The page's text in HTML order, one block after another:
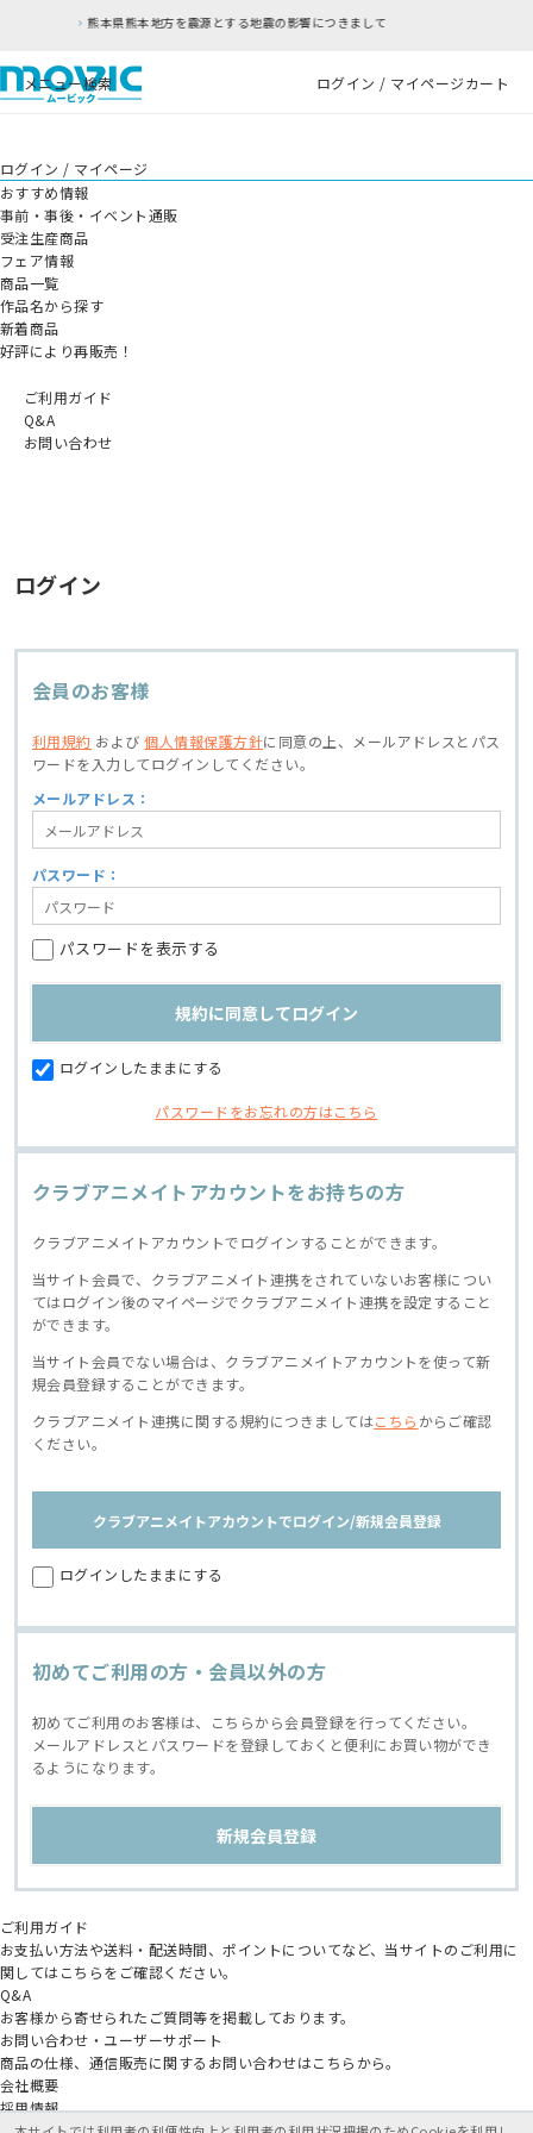
本地方を震源とする地震の影響につきまして
メニュー検索 ログイン / マイページカート
ログイン / マイページ
おすすめ情報
事前・事後・イベント通販
受注生産商品
フェア情報
商品一覧
作品名から探す
新着商品
好評により再販売！
ご利用ガイド
Q&A
お問い合わせ
ログイン
会員のお客様
利用規約 および個人情報保護方針に同意の上、
メールアドレスとパス
ワードを入力してログインしてください。
メールアドレス：
パスワード：
パスワードを表示する
ログインしたままにする
パスワードをお忘れの方はこちら
クラブアニメイトアカウントをお持ちの方
クラブアニメイトアカウントでログインすることができます。
当サイト会員で、クラブアニメイト連携をされていないお客様につい
てはログイン後のマイページでクラブアニメイト連携を設定すること
ができます。
当サイト会員でない場合は、クラブアニメイトアカウントを使って新
規会員登録することができます。
クラブアニメイト連携に関する規約につきましてはこちら からご確認
ください。
クラブアニメイトアカウントでログイン/新規会員登録
ログインしたままにする
初めてご利用の方・会員以外の方
初めてご利用のお客様は、こちらから会員登録を行ってください。
メールアドレスとパスワードを登録しておくと便利にお買い物ができ
るようになります。
ご利用ガイド
お支払い方法や送料・配送時間、ポイントについてなど、当サイトのご利用に
関してはこちらをご確認ください。
Q&A
お客様から寄せられたご質問等を掲載しております。
お問い合わせ・ユーザーサポート
商品の仕様、通信販売に関するお問い合わせはこちらから。
会社概要
採用情報